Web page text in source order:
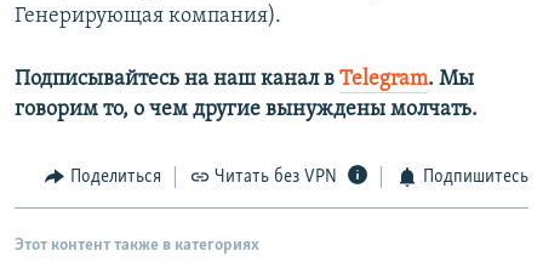
Генерирующая компания).
Подписывайтесь на наш канал в Telegram. Мы
говорим то, о чем другие вынуждены молчать.​
Поделиться Читать без VPN Подпишитесь
Этот контент также в категориях